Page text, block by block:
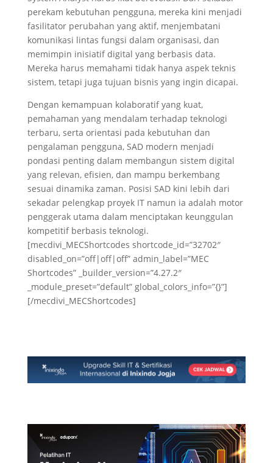
perekam kebutuhan pengguna, mereka kini menjadi
fasilitator perubahan yang aktif, menjembatani
komunikasi lintas fungsi dalam organisasi, dan
memimpin inisiatif digital yang berbasis data.
Mereka harus memahami tidak hanya aspek teknis
sistem, tetapi juga tujuan bisnis yang ingin dicapai.
Dengan kemampuan kolaboratif yang kuat,
pemahaman yang mendalam terhadap teknologi
terbaru, serta orientasi pada kebutuhan dan
pengalaman pengguna, SAD modern menjadi
pondasi penting dalam membangun sistem digital
yang relevan, efisien, dan mampu berkembang
sesuai dinamika zaman. Posisi SAD kini lebih dari
sekadar pelengkap proyek IT namun ia adalah motor
penggerak utama dalam menciptakan keunggulan
kompetitif berbasis teknologi.
[mecdivi_MECShortcodes shortcode_id=”32702″
disabled_on=”off|off|off” admin_label=”MEC
Shortcodes” _builder_version=”4.27.2″
_module_preset=”default” global_colors_info=”{}”]
[/mecdivi_MECShortcodes]